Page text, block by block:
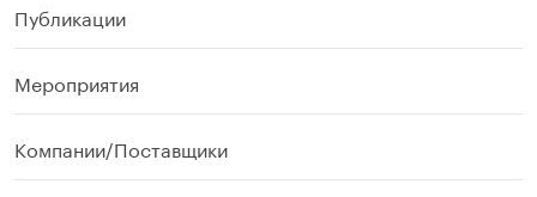
Публикации
Мероприятия
Компании/Поставщики